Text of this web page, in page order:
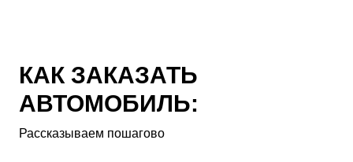
КАК ЗАКАЗАТЬ
АВТОМОБИЛЬ:
Рассказываем пошагово